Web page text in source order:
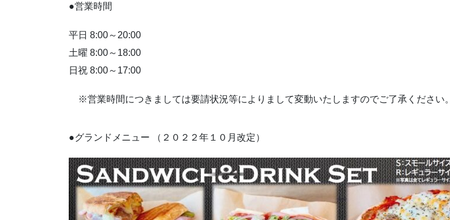
●営業時間
平日 8:00～20:00
土曜 8:00～18:00
日祝 8:00～17:00
※営業時間につきましては要請状況等によりまして変動いたしますのでご了承ください。
●グランドメニュー （２０２２年１０月改定）